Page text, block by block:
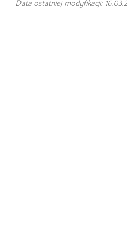
Data ostatniej modyfikacji: